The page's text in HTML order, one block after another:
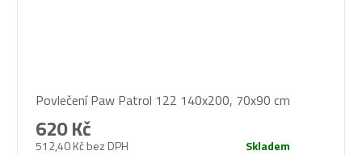
Povlečení Paw Patrol 122 140x200, 70x90 cm
512,40 Kč bez DPH
620 Kč
Skladem